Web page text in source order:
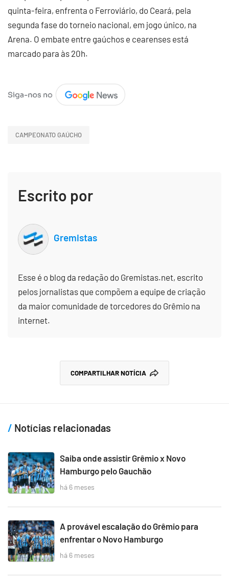
quinta-feira, enfrenta o Ferroviário, do Ceará, pela
segunda fase do torneio nacional, em jogo único, na
Arena. O embate entre gaúchos e cearenses está
marcado para às 20h.
CAMPEONATO GAÚCHO
Escrito por
Gremistas
Esse é o blog da redação do Gremistas.net, escrito
pelos jornalistas que compõem a equipe de criação
da maior comunidade de torcedores do Grêmio na
internet.
COMPARTILHAR NOTÍCIA
Notícias relacionadas
Saiba onde assistir Grêmio x Novo
Hamburgo pelo Gauchão
há 6 meses
A provável escalação do Grêmio para
enfrentar o Novo Hamburgo
há 6 meses